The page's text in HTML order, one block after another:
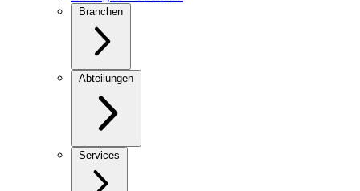
Branchen
Abteilungen
Services